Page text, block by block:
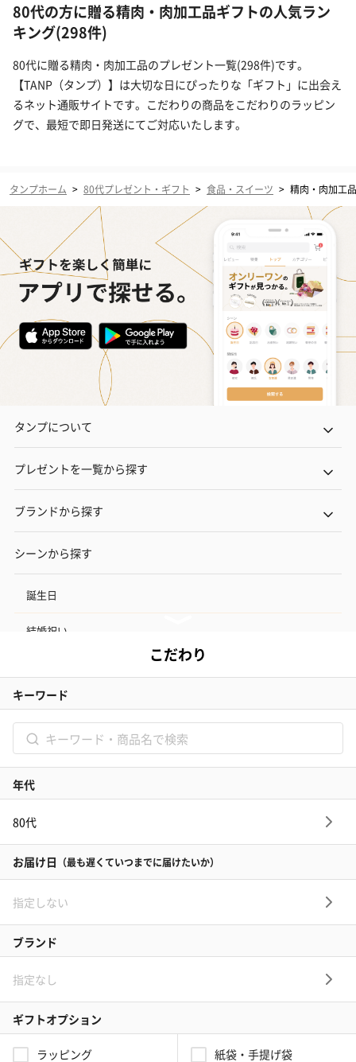
80代の方に贈る精肉・肉加工品ギフトの人気ラン
キング(298件)
80代に贈る精肉・肉加工品のプレゼント一覧(298件)です。
【TANP（タンプ）】は大切な日にぴったりな「ギフト」に出会え
るネット通販サイトです。こだわりの商品をこだわりのラッピン
グで、最短で即日発送にてご対応いたします。
タンプホーム > 80代プレゼント・ギフト > 食品・スイーツ > 精肉・肉加工品
タンプについて
プレゼントを一覧から探す
ブランドから探す
シーンから探す
誕生日
結婚祝い
お中元
記念日
結婚内祝い
出産内祝い
その他のシーン
ヘルプ・お問い合わせ
タンプ公式SNS